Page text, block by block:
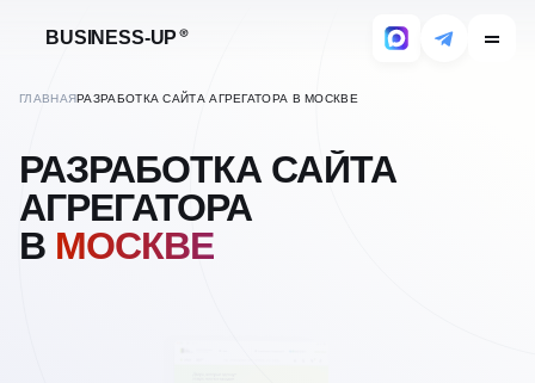
BUSINESS-UP
ГЛАВНАЯРАЗРАБОТКА САЙТА АГРЕГАТОРА В МОСКВЕ
РАЗРАБОТКА САЙТА
АГРЕГАТОРА
В МОСКВЕ